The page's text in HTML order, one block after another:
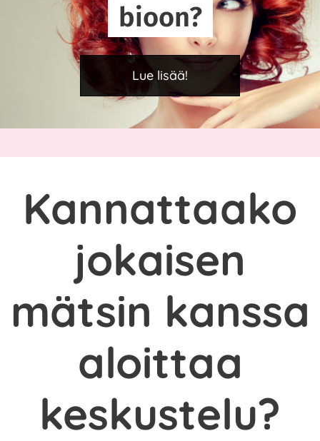
bioon?
Lue lisää!
Kannattaako
jokaisen
mätsin kanssa
aloittaa
keskustelu?